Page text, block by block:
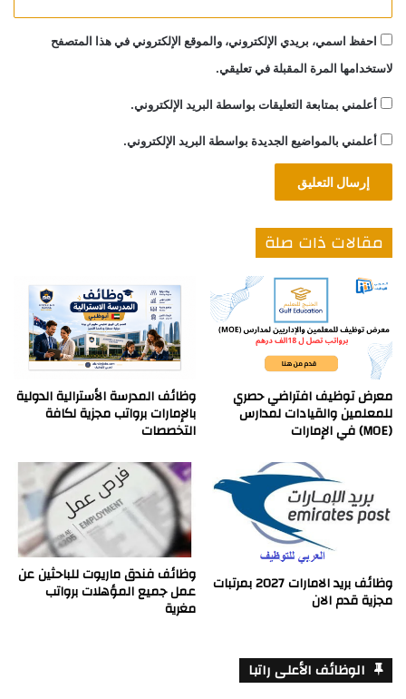
احفظ اسمي، بريدي الإلكتروني، والموقع الإلكتروني في هذا المتصفح
لاستخدامها المرة المقبلة في تعليقي.
أعلمني بمتابعة التعليقات بواسطة البريد الإلكتروني.
أعلمني بالمواضيع الجديدة بواسطة البريد الإلكتروني.
مقالات ذات صلة
معرض توظيف افتراضي حصري
للمعلمين والقيادات لمدارس
(MOE) في الإمارات
وظائف المدرسة الأسترالية الدولية
بالإمارات برواتب مجزية لكافة
التخصصات
وظائف بريد الامارات 2027 بمرتبات
مجزية قدم الان
وظائف فندق ماريوت للباحثين عن
عمل جميع المؤهلات برواتب
مغرية
الوظائف الأعلى راتبا